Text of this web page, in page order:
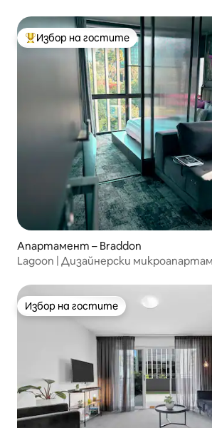
Най-популярен избор на гостите
Избор на гостите
Апартамент – Braddon
Lagoon | Дизайнерски
Избор на гостите
Избор на гостите